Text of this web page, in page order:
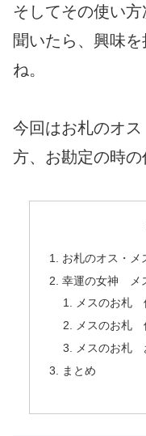
そしてその使い
聞いたら、興味
ね。
今回はお札のオ
方、お勘定の時の
お札のオス・
幸運の女神 メ
メスのお札
メスのお札
メスのお札
まとめ